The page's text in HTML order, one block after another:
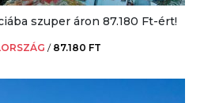
szuper áron 87.180 Ft-ért!
/ 87.180 FT